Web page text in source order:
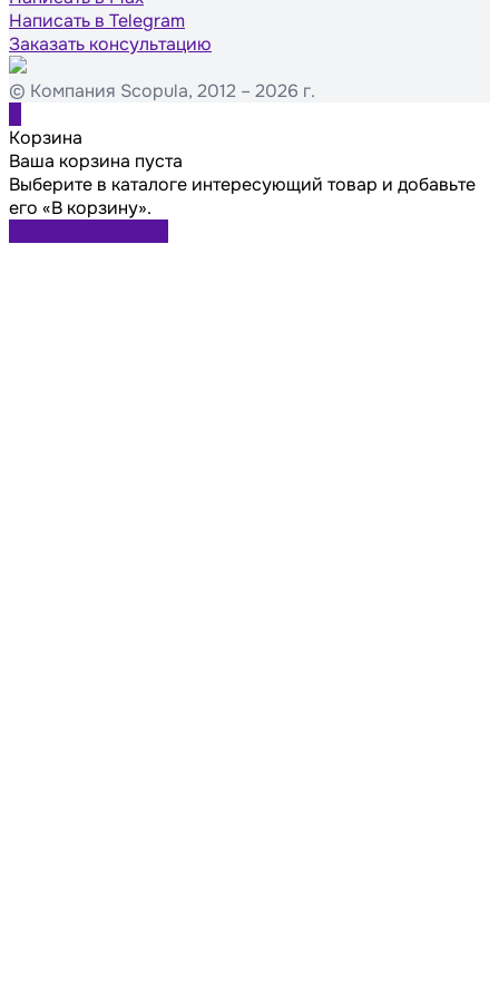
Написать в Telegram
Заказать консультацию
© Компания Scopula, 2012 – 2026 г.
Корзина
Ваша корзина пуста
Выберите в каталоге интересующий товар и добавьте
его «В корзину».